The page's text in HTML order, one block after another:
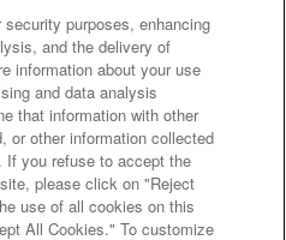
済等代行業者との連携について
ロ資金供与対策に関するガイド
アクセシビリティについて
銀行代理業務について
金銭債権
て
purposes, enhancing
and the delivery of
information about your use
and data analysis
that information with other
or other information collected
you refuse to accept the
please click on "Reject
use of all cookies on this
All Cookies." To customize